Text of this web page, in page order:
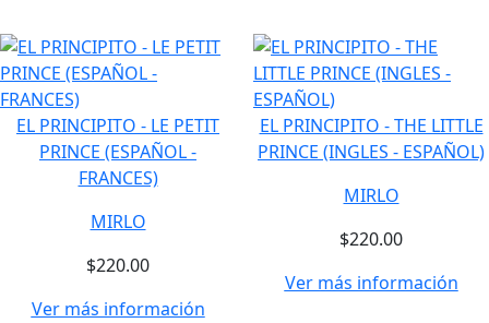
EL PRINCIPITO - LE PETIT
PRINCE (ESPAÑOL -
FRANCES)
MIRLO
$220.00
Ver más información
EL PRINCIPITO - THE LITTLE
PRINCE (INGLES - ESPAÑOL)
MIRLO
$220.00
Ver más información